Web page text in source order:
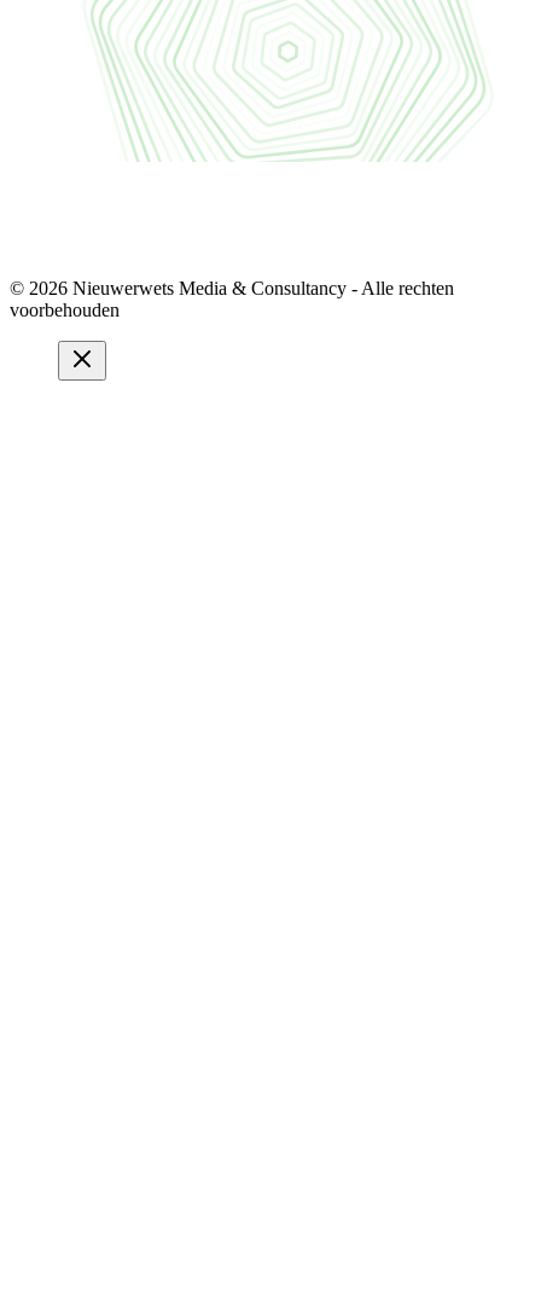
© 2026 Nieuwerwets Media & Consultancy - Alle rechten
voorbehouden